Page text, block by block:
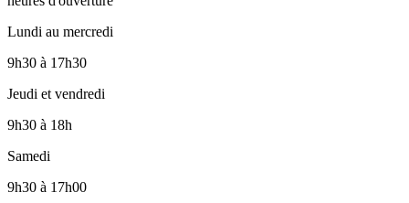
Lundi au mercredi
9h30 à 17h30
Jeudi et vendredi
9h30 à 18h
Samedi
9h30 à 17h00